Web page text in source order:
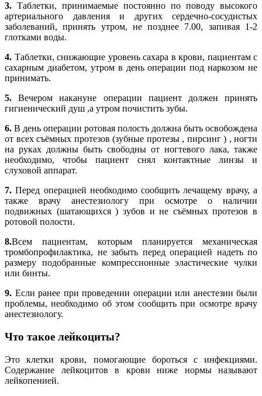
3. Таблетки, принимаемые постоянно по поводу высокого
артериального давления и других сердечно-сосудистых
заболеваний, принять утром, не позднее 7.00, запивая 1-2
глотками воды.
4. Таблетки, снижающие уровень сахара в крови, пациентам с
сахарным диабетом, утром в день операции под наркозом не
принимать.
5.Вечером накануне операции пациент должен принять
гигиенический душ ,а утром почистить зубы.
6. В день операции ротовая полость должна быть освобождена
от всех съёмных протезов (зубные протезы , пирсинг ) , ногти
на руках должны быть свободны от ногтевого лака, также
необходимо, чтобы пациент снял контактные линзы и
слуховой аппарат.
7.Перед операцией необходимо сообщить лечащему врачу, а
также врачу анестезиологу при осмотре о наличии
подвижных (шатающихся ) зубов и не съёмных протезов в
ротовой полости.
8.Всем пациентам, которым планируется механическая
тромбопрофилактика, не забыть перед операцией надеть по
размеру подобранные компрессионные эластические чулки
или бинты.
9. Если ранее при проведении операции или анестезии были
проблемы, необходимо об этом сообщить при осмотре врачу
анестезиологу.
Что такое лейкоциты?
Это клетки крови, помогающие бороться с инфекциями.
Содержание лейкоцитов в крови ниже нормы называют
лейкопенией.